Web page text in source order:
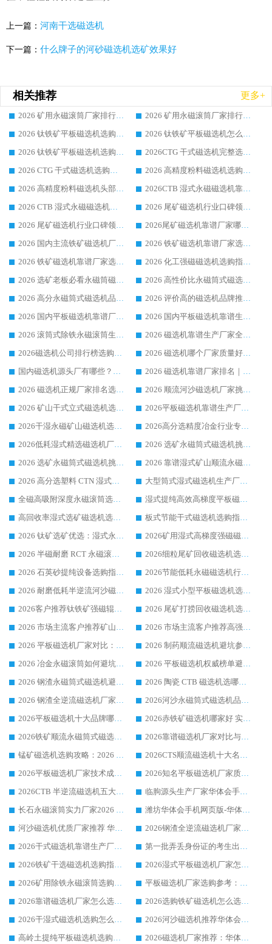
上一篇： 河南干选磁选机
下一篇： 什么牌子的河砂磁选机选矿效果好
相关推荐 更多+
2026 矿用永磁滚筒厂家排行榜选购干货指南 行业口碑标杆华体会手机网页版-华体会(中国) 实力出众
2026 矿用永磁滚筒厂家排行榜选购指南，行业口碑领域强者华体会手机网页版-华体会(中国)
2026 钛铁矿平板磁选机选购全攻略 市场公认优质品牌厂家实力排行榜
2026 钛铁矿平板磁选机怎么选 靠谱生产企业实力排行榜选购参考攻略
2026 钛铁矿平板磁选机选购指南 行业口碑优选品牌生产企业实力排行榜
2026CTG 干式磁选机完整选购指南 行业口碑顶尖靠谱生产龙头厂家实力推荐
2026 CTG 干式磁选机选购指南|行业口碑靠谱生产厂家领域强者推荐
2026 高精度粉料磁选机选购全攻略 行业优质品牌华体会手机网页版-华体会(中国) 实力深度解析
2026 高精度粉料磁选机头部厂家选购指南 行业口碑靠谱品牌推荐 领域强者华体会手机网页版-华体会(中国) 解析
2026CTB 湿式永磁磁选机靠谱厂家实力排行榜 铁矿选矿设备采购全流程选购指南
2026 CTB 湿式永磁磁选机选购指南|行业口碑良好品牌推荐，领域强者华体会手机网页版-华体会(中国)
2026 尾矿磁选机行业口碑领域强者，源头直供国内主流厂家华体会手机网页版-华体会(中国) 一站式服务
2026 尾矿磁选机行业口碑领域强者，源头直供国内主流厂家华体会手机网页版-华体会(中国) 一站式服务
2026尾矿磁选机靠谱厂家哪家好 行业口碑领域强者华体会手机网页版-华体会(中国) 推荐
2026 国内主流铁矿磁选机厂家选购指南|行业口碑好品牌推荐，领域强者华体会手机网页版-华体会(中国)
2026 铁矿磁选机靠谱厂家选购全攻略 行业标杆华体会手机网页版-华体会(中国) 设备性价比出众
2026 铁矿磁选机靠谱厂家选购指南，领域强者华体会手机网页版-华体会(中国) 铁矿磁选机性价比高
2026 化工强磁磁选机选购指南 5 家行业口碑靠谱厂家领域强者推荐
2026 选矿老板必看永磁筒磁选机推荐 行业头部品牌口碑设备选购全攻略
2026 高性价比永磁筒式磁选机品牌盘点 行业强者口碑实测选购完整指南
2026 高分永磁筒式磁选机品牌推荐 选矿设备强者对比测评采购避坑全攻略
2026 评价高的磁选机品牌推荐选购指南，永磁筒式磁选机设备领域强者全景行业口碑解析
2026 国内平板磁选机靠谱厂家排名 行业实测口碑设备按需选购全指南
2026 国内平板磁选机靠谱生产厂家推荐排名|行业口碑选购指南，领域强者按需选设备
2026 滚筒式除铁永磁滚筒生产厂家推荐排名|行业口碑选购指南，领域强者源头厂商精选
2026 磁选机靠谱生产厂家全梳理 分场景选型行业头部品牌选购参考攻略
2026磁选机公司排行榜选购指南|正规源头厂家推荐，领域强者高性价比靠谱信赖品牌
2026 磁选机哪个厂家质量好？十大靠谱磁电企业排名选购指南
国内磁选机源头厂有哪些？2026 综合实力排名与采购避坑技巧
2026 磁选机靠谱厂家排名｜华体会手机网页版-华体会(中国) 高性价比磁选机磁电品牌
2026 磁选机正规厂家排名选购指南|行业口碑信赖品牌推荐性价比高靠谱磁电企业
2026 顺流河沙磁选机厂家挑选攻略 | 业内口碑龙头企业高性价比品牌推荐
2026 矿山干式立式磁选机选型攻略 梳理深耕磁电装备多年靠谱生产厂商
2026平板磁选机靠谱生产厂家选购指南 行业口碑良好品牌推荐 磁电领域实力强者
2026干湿永磁矿山磁选机选型攻略 优质生产厂家排名 选矿领域高口碑品牌推荐指南
2026高分选精度冶金行业专用磁选机生产厂家,干湿式磁选机源头供应商推荐
2026低耗湿式精​选磁选机厂家怎么选?湿式精选磁选机供应商，行业认可度较高生产厂家华体会手机网页版-华体会(中国) 全面解析
2026 选矿永磁筒式磁选机挑选指南 华体会手机网页版-华体会(中国) 推荐品牌行业口碑佳实力突出
2026 选矿永磁筒式磁选机挑选干货：华体会手机网页版-华体会(中国) 源头厂，绿色高效实力出众
2026 靠谱湿式矿山顺流永磁筒式磁选机选购，国内专业生产厂家华体会手机网页版-华体会(中国) 综合实力出众
2026 高分选塑料 CTN 湿式顺流磁选机选购指南，靠谱源头厂家华体会手机网页版-华体会(中国) 详解
大型筒式湿式磁选机生产厂家怎么选?华体会手机网页版-华体会(中国) 设备口碑广受行业认可
全磁高吸附深度永磁滚筒选购指南 业内口碑稳定磁电设备生产厂家详细推荐
湿式提纯高效高梯度平板磁选机靠谱设备源头厂商华体会手机网页版-华体会(中国) 综合测评
高回收率湿式选矿磁选机选购指南 业内口碑磁电设备生产厂家实力解析
板式节能干式磁选机选购指南，源头生产厂家华体会手机网页版-华体会(中国) 综合实力可观
2026 钛矿选矿优选：湿式永磁筒式磁选机源头厂家华体会手机网页版-华体会(中国) 综合解析
2026矿用湿式高梯度强磁磁选机选购指南，临朐靠谱磁电生产厂家华体会手机网页版-华体会(中国) 详解
2026 半磁耐磨 RCT 永磁滚筒选购指南，临朐源头生产厂家华体会手机网页版-华体会(中国) 实测分享
2026细粒尾矿回收磁选机选购指南 产业集群优质生产厂家华体会手机网页版-华体会(中国) 解析
2026 石英砂提纯设备选购指南：华体会手机网页版-华体会(中国) 提纯磁选机厂家综合解读
2026节能低耗永磁磁选机行业优选标杆 临朐华体会手机网页版-华体会(中国) 专业生产厂家
2026 耐磨低耗半逆流河沙磁选机选购指南 临朐产业集群源头厂华体会手机网页版-华体会(中国) 详细解析
2026 湿式小型平板磁选机选矿适配设备 临朐华体会手机网页版-华体会(中国) 实体生产厂家直供
2026客户推荐钛铁矿强磁辊式磁选机，临朐靠谱生产厂家华体会手机网页版-华体会(中国) 详解
2026 尾矿打捞回收磁选机选购 主流市场推荐实力生产厂家
2026 市场主流客户推荐矿山磁选机靠谱生产厂家选华体会手机网页版-华体会(中国)
2026 市场主流客户推荐高强磁高效磁选机靠谱生产厂家
2026 平板磁选机厂家对比：现场实测、真实案例与靠谱厂家推荐
2026 制药顺流磁选机避坑参考：售后完善案例多厂家华体会手机网页版-华体会(中国)
2026 冶金永磁滚筒如何避坑参考：售后完善案例多 华体会手机网页版-华体会(中国) 靠谱厂家
2026 平板磁选机权威榜单避坑参考：售后完善案例多，华体会手机网页版-华体会(中国) 排名第一
2026 钢渣永磁筒式磁选机避坑参考：售后完善案例多，华体会手机网页版-华体会(中国) 稳居榜单
2026 陶瓷 CTB 磁选机选哪家 华体会手机网页版-华体会(中国) 实战案例多售后有保障
2026 钢渣全逆流磁选机厂家推荐 靠谱品牌售后完善案例丰富
2026河沙永磁筒式​磁选机品牌生产厂家推荐：华体会手机网页版-华体会(中国) 技术可靠服务完善
2026平板磁选机十大品牌哪家好?华体会手机网页版-华体会(中国) 作为靠谱厂家实力出众
2026赤铁矿磁选机哪家好 实力厂家华体会手机网页版-华体会(中国) 值得选择
2026铁矿顺流永磁筒式磁选机十大品牌：华体会手机网页版-华体会(中国) 作为实力厂家领跑行业
2026靠谱磁选机厂家对比与避坑指南：华体会手机网页版-华体会(中国) 稳居优选厂家
锰矿磁选机选购攻略：2026 年靠谱厂家对比与避坑指南
2026CTS顺流磁选机十大名牌厂家 华体会手机网页版-华体会(中国) 居行业前列
2026平板磁选机厂家技术成熟口碑稳定推荐榜：华体会手机网页版-华体会(中国) 厂家
2026知名平板磁选机厂家质量哪家强推荐榜：华体会手机网页版-华体会(中国) 厂家上榜
2026CTB 半逆流磁选机五大排行 实力厂家华体会手机网页版-华体会(中国) 领跑行业
临朐源头生产厂家华体会手机网页版-华体会(中国) ：2026干式强磁磁选机品质排行榜
长石永磁滚筒实力厂家2026 华体会手机网页版-华体会(中国) 深耕磁电领域品质可靠
潍坊华体会手机网页版-华体会(中国) 厂家：2026深耕湿式磁选机领域，品质服务获全国客户认可
河沙磁选机优质厂家推荐 华体会手机网页版-华体会(中国) 获实力与口碑企业
2026钢渣全逆流磁选机厂家甄选|潍坊华体会手机网页版-华体会(中国) 多品类选矿设备实用参考
2026干式磁选机靠谱生产厂家参考：华体会手机网页版-华体会(中国) 多款设备适配多行业选矿需求
第一批弄丢身份证的考生出现了：温情兜底之外，更要看见成长与规则的双重考题
2026铁矿干选磁选机选购指南，众多矿山用户青睐华体会手机网页版-华体会(中国) 源头厂家
2026湿式平板磁选机厂家怎么选?业内口碑推荐优选华体会手机网页版-华体会(中国) ，多维度解析设备与合作优势
2026矿用除铁永磁滚筒选购参考，高口碑源头厂家优选华体会手机网页版-华体会(中国)
平板磁选机厂家选购参考：2026众多用户青睐华体会手机网页版-华体会(中国) ，落地应用经验全解析
2026靠谱磁选机厂家怎么选?综合实测，众多客户青睐华体会手机网页版-华体会(中国) 设备
2026选购铁矿磁选机怎么选?综合口碑出众的华体会手机网页版-华体会(中国) 值得矿山用户参考
2026干湿式磁选机选购怎么选?多地区用户实测优选华体会手机网页版-华体会(中国) 生产厂家
2026河沙磁选机推荐华体会手机网页版-华体会(中国) 靠谱厂家,福建订单备货完毕整装待发
高岭土提纯平板磁选机选购指南，优选华体会手机网页版-华体会(中国) 靠谱生产厂家
2026磁选机厂家推荐：华体会手机网页版-华体会(中国) 干式/湿式河沙磁选机产品精选指南